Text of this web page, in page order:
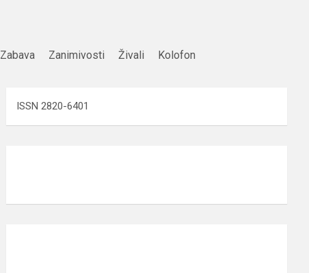
Zabava Zanimivosti Živali Kolofon
ISSN 2820-6401